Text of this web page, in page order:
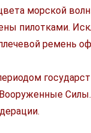
морской
пилотками.
ремень